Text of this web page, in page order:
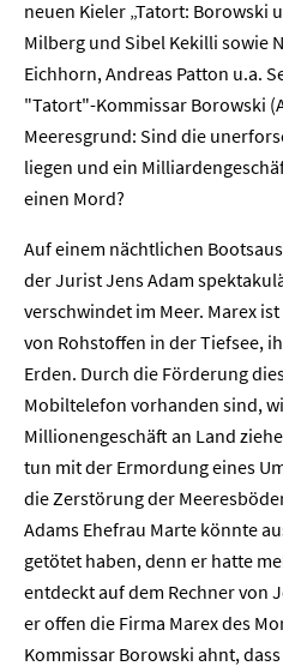
neuen Kieler „Tatort: Borowski
Milberg und Sibel Kekilli sowie
Eichhorn, Andreas Patton u.a.
"Tatort"-Kommissar Borowski
Meeresgrund: Sind die
liegen und ein
einen Mord?
Auf einem nächtlichen
der Jurist Jens Adam
verschwindet im Meer. Marex
von Rohstoffen in der Tiefsee,
Erden. Durch die Förderung
Mobiltelefon vorhanden sind,
Millionengeschäft an Land
tun mit der Ermordung eines
die Zerstörung der
Adams Ehefrau Marte könnte
getötet haben, denn er hatte
entdeckt auf dem Rechner von
er offen die Firma Marex des
Kommissar Borowski ahnt,